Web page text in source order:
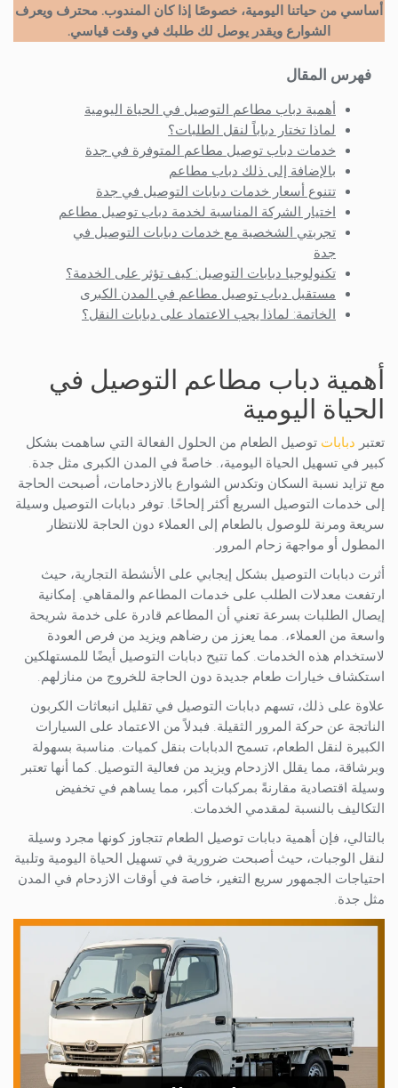
أساسي من حياتنا اليومية، خصوصًا إذا كان المندوب. محترف ويعرف
الشوارع ويقدر يوصل لك طلبك في وقت قياسي.
فهرس المقال
أهمية دباب مطاعم التوصيل في الحياة اليومية
لماذا تختار دباباً لنقل الطلبات؟
خدمات دباب توصيل مطاعم المتوفرة في جدة
بالإضافة إلى ذلك دباب مطاعم
تتنوع أسعار خدمات دبابات التوصيل في جدة
اختيار الشركة المناسبة لخدمة دباب توصيل مطاعم
تجربتي الشخصية مع خدمات دبابات التوصيل في
جدة
تكنولوجيا دبابات التوصيل: كيف تؤثر على الخدمة؟
مستقبل دباب توصيل مطاعم في المدن الكبرى
الخاتمة: لماذا يجب الاعتماد على دبابات النقل؟
أهمية دباب مطاعم التوصيل في
الحياة اليومية
تعتبر دبابات توصيل الطعام من الحلول الفعالة التي ساهمت بشكل
كبير في تسهيل الحياة اليومية،. خاصةً في المدن الكبرى مثل جدة.
مع تزايد نسبة السكان وتكدس الشوارع بالازدحامات، أصبحت الحاجة
إلى خدمات التوصيل السريع أكثر إلحاحًا. توفر دبابات التوصيل وسيلة
سريعة ومرنة للوصول بالطعام إلى العملاء دون الحاجة للانتظار
المطول أو مواجهة زحام المرور.
أثرت دبابات التوصيل بشكل إيجابي على الأنشطة التجارية، حيث
ارتفعت معدلات الطلب على خدمات المطاعم والمقاهي. إمكانية
إيصال الطلبات بسرعة تعني أن المطاعم قادرة على خدمة شريحة
واسعة من العملاء،. مما يعزز من رضاهم ويزيد من فرص العودة
لاستخدام هذه الخدمات. كما تتيح دبابات التوصيل أيضًا للمستهلكين
استكشاف خيارات طعام جديدة دون الحاجة للخروج من منازلهم.
علاوة على ذلك، تسهم دبابات التوصيل في تقليل انبعاثات الكربون
الناتجة عن حركة المرور الثقيلة. فبدلاً من الاعتماد على السيارات
الكبيرة لنقل الطعام، تسمح الدبابات بنقل كميات. مناسبة بسهولة
وبرشاقة، مما يقلل الازدحام ويزيد من فعالية التوصيل. كما أنها تعتبر
وسيلة اقتصادية مقارنةً بمركبات أكبر، مما يساهم في تخفيض
التكاليف بالنسبة لمقدمي الخدمات.
بالتالي، فإن أهمية دبابات توصيل الطعام تتجاوز كونها مجرد وسيلة
لنقل الوجبات، حيث أصبحت ضرورية في تسهيل الحياة اليومية وتلبية
احتياجات الجمهور سريع التغير، خاصة في أوقات الازدحام في المدن
مثل جدة.